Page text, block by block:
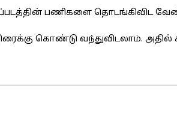
பணிகளை தொடங்கிவிட
கொண்டு வந்துவிடலாம்.